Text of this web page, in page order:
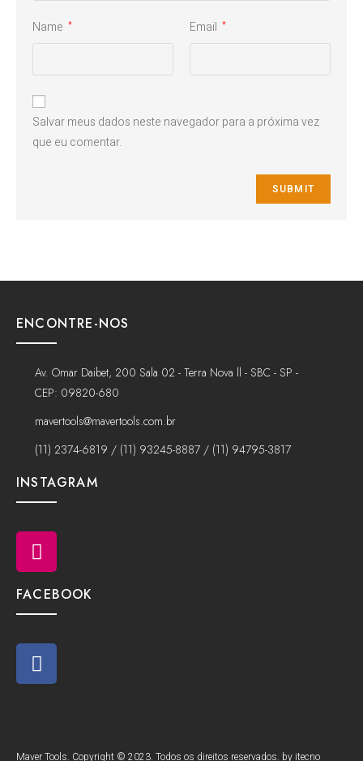
Name * Email *
Salvar meus dados neste navegador para a próxima vez
que eu comentar.
ENCONTRE-NOS
Av. Omar Daibet, 200 Sala 02 - Terra Nova ll - SBC - SP -
CEP: 09820-680
mavertools@mavertools.com.br
(11) 2374-6819 / (11) 93245-8887 / (11) 94795-3817
INSTAGRAM
FACEBOOK
Maver Tools. Copyright © 2023. Todos os direitos reservados. by itecno